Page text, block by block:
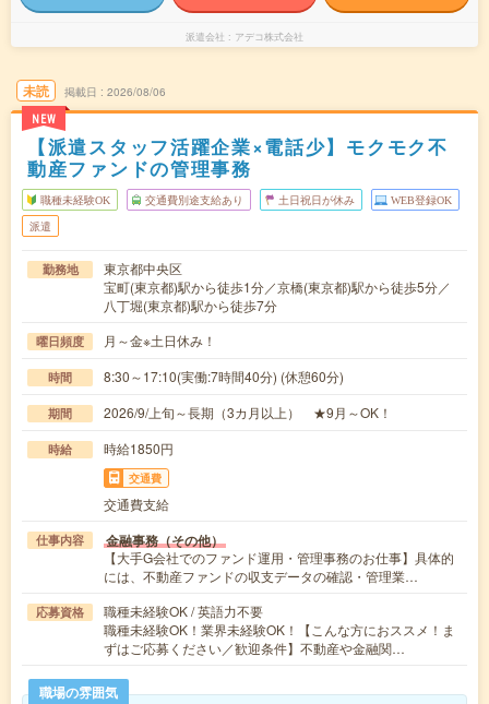
派遣会社 アデコ株式会社
未読
NEW
掲載日 2026/08/06
【派遣スタッフ活躍企業×電話少】モクモク不
動産ファンドの管理事務
職種未経験OK 交通費別途支給あり 土日祝日が休み WEB登録OK
派遣
勤務地
東京都中央区
宝町(東京都)駅から徒歩1分／京橋(東京都)駅から徒歩5分／
八丁堀(東京都)駅から徒歩7分
曜日頻度 月～金※土日休み！
時間 8:30～17:10(実働:7時間40分) (休憩60分)
期間 2026/9/上旬～長期（3カ月以上） ★9月～OK！
時給 時給1850円
交通費
交通費支給
仕事内容 金融事務（その他）
【大手G会社でのファンド運用・管理事務のお仕事】具体的
には、不動産ファンドの収支データの確認・管理業…
応募資格
職種未経験OK / 英語力不要
職種未経験OK！業界未経験OK！【こんな方におススメ！ま
ずはご応募ください／歓迎条件】不動産や金融関…
職場の雰囲気